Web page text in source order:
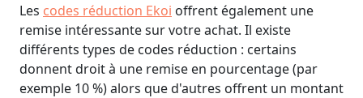
Les codes réduction Ekoi offrent également une
remise intéressante sur votre achat. Il existe
différents types de codes réduction : certains
donnent droit à une remise en pourcentage (par
exemple 10 %) alors que d'autres offrent un montant